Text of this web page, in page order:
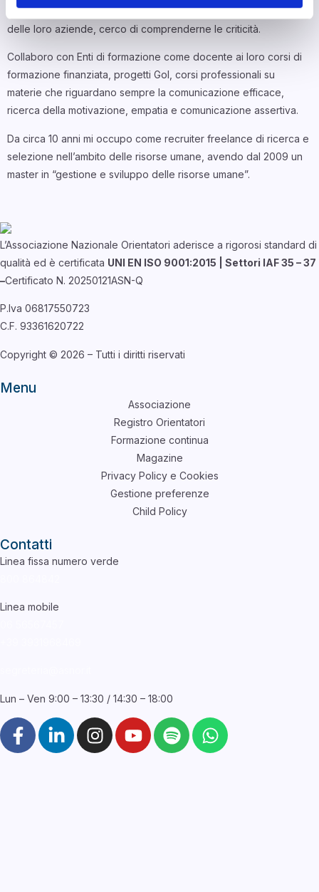
comprendere il loro potenziale e, attraverso analisi accurate
delle loro aziende, cerco di comprenderne le criticità.
Collaboro con Enti di formazione come docente ai loro corsi di
formazione finanziata, progetti Gol, corsi professionali su
materie che riguardano sempre la comunicazione efficace,
ricerca della motivazione, empatia e comunicazione assertiva.
Da circa 10 anni mi occupo come recruiter freelance di ricerca e
selezione nell’ambito delle risorse umane, avendo dal 2009 un
master in “gestione e sviluppo delle risorse umane”.
L’Associazione Nazionale Orientatori aderisce a rigorosi standard di
qualità ed è certificata UNI EN ISO 9001:2015 | Settori IAF 35 – 37
–Certificato N. 20250121ASN-Q
P.Iva 06817550723
C.F. 93361620722
Copyright © 2026 – Tutti i diritti riservati
Menu
Associazione
Registro Orientatori
Formazione continua
Magazine
Privacy Policy e Cookies
Gestione preferenze
Child Policy
Contatti
Linea fissa numero verde
Linea mobile
Lun – Ven 9:00 – 13:30 / 14:30 – 18:00